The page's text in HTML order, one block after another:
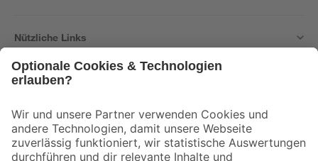
Nützliche Links
Der toom Newsletter: Keine Angebote und Aktionen mehr verpassen!
Zur Newsletter Anmeldung